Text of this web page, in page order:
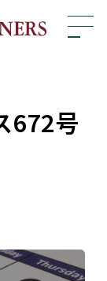
672号